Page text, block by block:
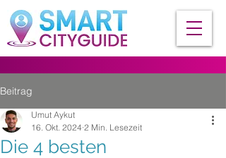
Beitrag
Die 4 besten
Umut Aykut
16. Okt. 2024 2 Min. Lesezeit